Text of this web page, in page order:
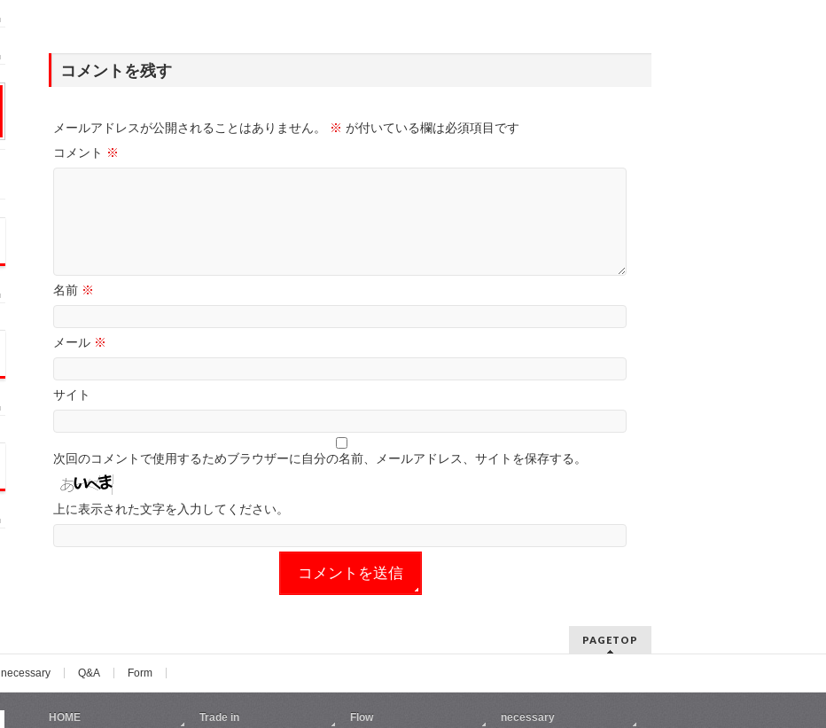
コメントを残す
メールアドレスが公開されることはありません。 ※ が付いている欄は必須項目です
コメント ※
名前 ※
メール ※
サイト
次回のコメントで使用するためブラウザーに自分の名前、メールアドレス、サイトを保存する。
上に表示された文字を入力してください。
PAGETOP
necessary Q&A Form
HOME Trade in Flow necessary